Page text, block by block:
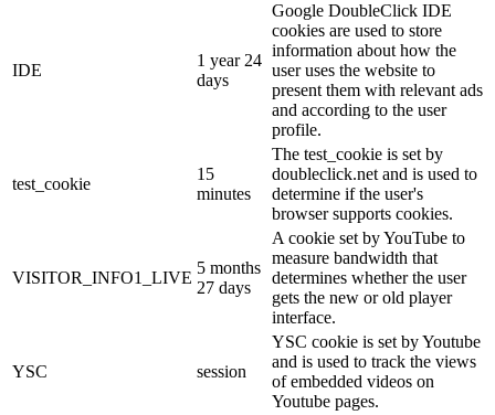
IDE
1 year 24
days
Google DoubleClick IDE
cookies are used to store
information about how the
user uses the website to
present them with relevant ads
and according to the user
profile.
test_cookie
15
minutes
The test_cookie is set by
doubleclick.net and is used to
determine if the user's
browser supports cookies.
VISITOR_INFO1_LIVE
5 months
27 days
A cookie set by YouTube to
measure bandwidth that
determines whether the user
gets the new or old player
interface.
YSC session
YSC cookie is set by Youtube
and is used to track the views
of embedded videos on
Youtube pages.